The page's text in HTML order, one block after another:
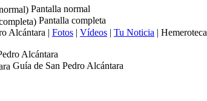
Pantalla normal
Pantalla completa
Alcántara | Fotos | Vídeos | Tu Noticia | Hemeroteca
Alcántara
Guía de San Pedro Alcántara